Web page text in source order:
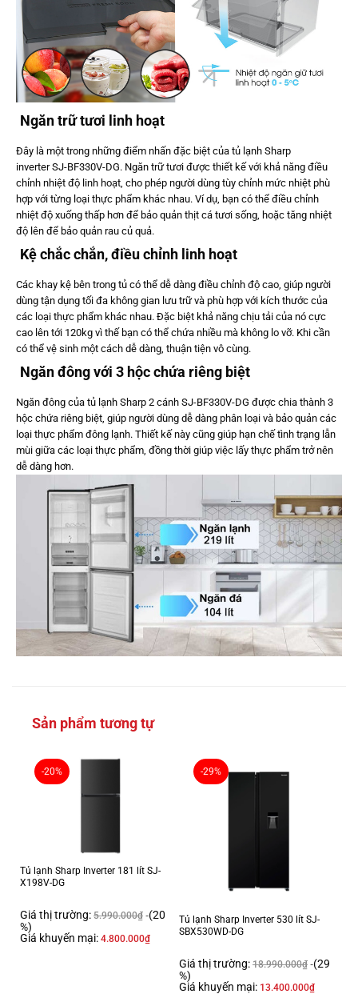
Ngăn trữ tươi linh hoạt
Đây là một trong những điểm nhấn đặc biệt của tủ lạnh Sharp
inverter SJ-BF330V-DG. Ngăn trữ tươi được thiết kế với khả năng điều
chỉnh nhiệt độ linh hoạt, cho phép người dùng tùy chỉnh mức nhiệt phù
hợp với từng loại thực phẩm khác nhau. Ví dụ, bạn có thể điều chỉnh
nhiệt độ xuống thấp hơn để bảo quản thịt cá tươi sống, hoặc tăng nhiệt
độ lên để bảo quản rau củ quả.
Kệ chắc chắn, điều chỉnh linh hoạt
Các khay kệ bên trong tủ có thể dễ dàng điều chỉnh độ cao, giúp người
dùng tận dụng tối đa không gian lưu trữ và phù hợp với kích thước của
các loại thực phẩm khác nhau. Đặc biệt khả năng chịu tải của nó cực
cao lên tới 120kg vì thế bạn có thể chứa nhiều mà không lo vỡ. Khi cần
có thể vệ sinh một cách dễ dàng, thuận tiện vô cùng.
Ngăn đông với 3 hộc chứa riêng biệt
Ngăn đông của tủ lạnh Sharp 2 cánh SJ-BF330V-DG được chia thành 3
hộc chứa riêng biệt, giúp người dùng dễ dàng phân loại và bảo quản các
loại thực phẩm đông lạnh. Thiết kế này cũng giúp hạn chế tình trạng lẫn
mùi giữa các loại thực phẩm, đồng thời giúp việc lấy thực phẩm trở nên
dễ dàng hơn.
Sản phẩm tương tự
-20%
Tủ lạnh Sharp Inverter 181 lít SJ-
X198V-DG
Giá thị trường: 5.990.000₫ (20
%)
Giá khuyến mại: 4.800.000₫
-29%
Tủ lạnh Sharp Inverter 530 lít SJ-
SBX530WD-DG
Giá thị trường: 18.990.000₫ (29
%)
Giá khuyến mại: 13.400.000₫